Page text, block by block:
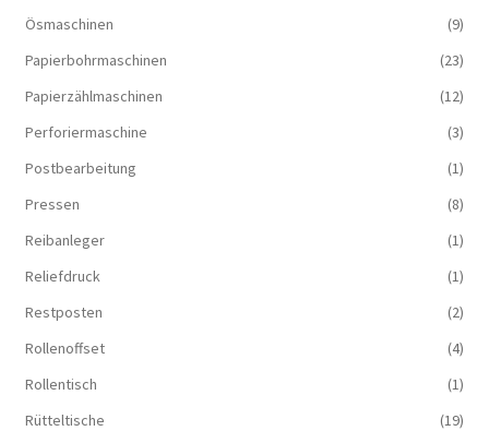
Ösmaschinen
(9)
Papierbohrmaschinen
(23)
Papierzählmaschinen
(12)
Perforiermaschine
(3)
Postbearbeitung
(1)
Pressen
(8)
Reibanleger
(1)
Reliefdruck
(1)
Restposten
(2)
Rollenoffset
(4)
Rollentisch
(1)
Rütteltische
(19)